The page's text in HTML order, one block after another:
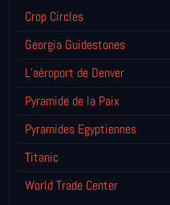
Crop Circles
Georgia Guidestones
L’aéroport de Denver
Pyramide de la Paix
Pyramides Egyptiennes
Titanic
World Trade Center